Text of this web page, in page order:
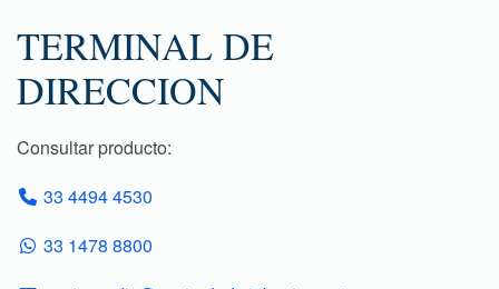
TERMINAL DE
DIRECCION
Consultar producto:
33 4494 4530
33 1478 8800